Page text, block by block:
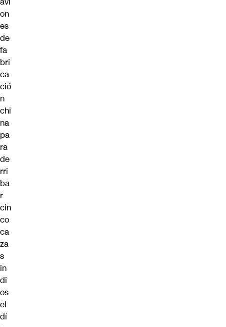
on
es
de
fa
bri
ca
ció
n
chi
na
pa
ra
de
rri
ba
r
cin
co
ca
za
s
in
di
os
el
dí